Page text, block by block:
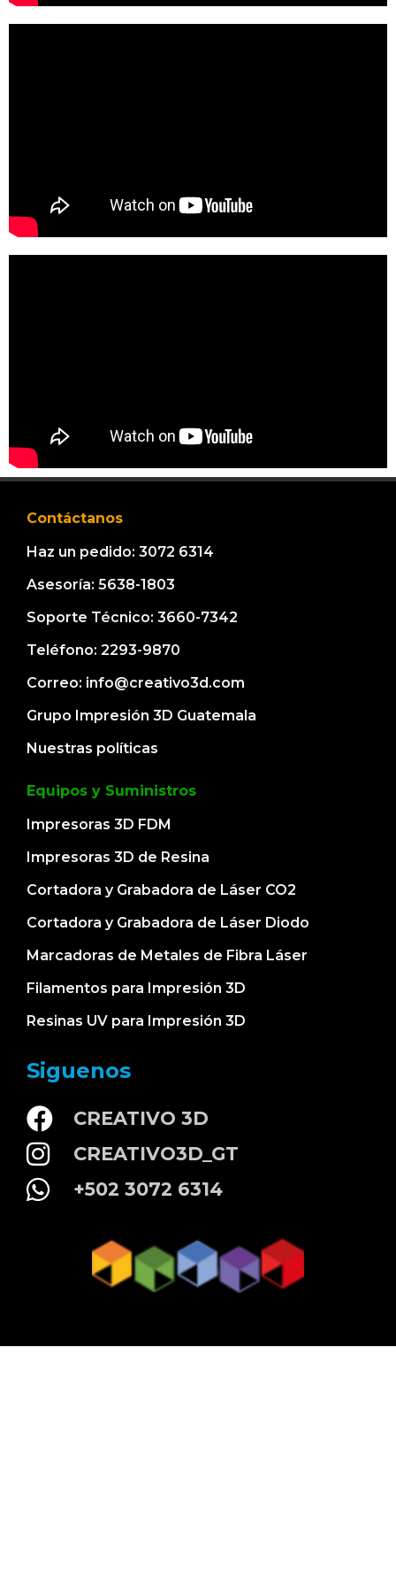
Contáctanos
Haz un pedido: 3072 6314
Asesoría: 5638-1803
Soporte Técnico: 3660-7342
Teléfono: 2293-9870
Correo: info@creativo3d.com
Grupo Impresión 3D Guatemala
Nuestras políticas
Equipos y Suministros
Impresoras 3D FDM
Impresoras 3D de Resina
Cortadora y Grabadora de Láser CO2
Cortadora y Grabadora de Láser Diodo
Marcadoras de Metales de Fibra Láser
Filamentos para Impresión 3D
Resinas UV para Impresión 3D
Siguenos
CREATIVO 3D
CREATIVO3D_GT
+502 3072 6314